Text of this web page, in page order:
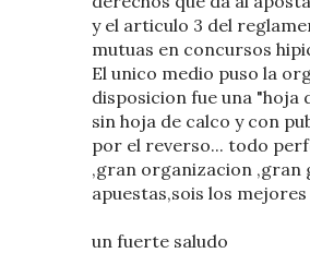
y el articulo 3 del
mutuas en concursos
El unico medio puso la
disposicion fue una "hoja
sin hoja de calco y con
por el reverso... todo
,gran organizacion ,gran
apuestas,sois los
un fuerte saludo